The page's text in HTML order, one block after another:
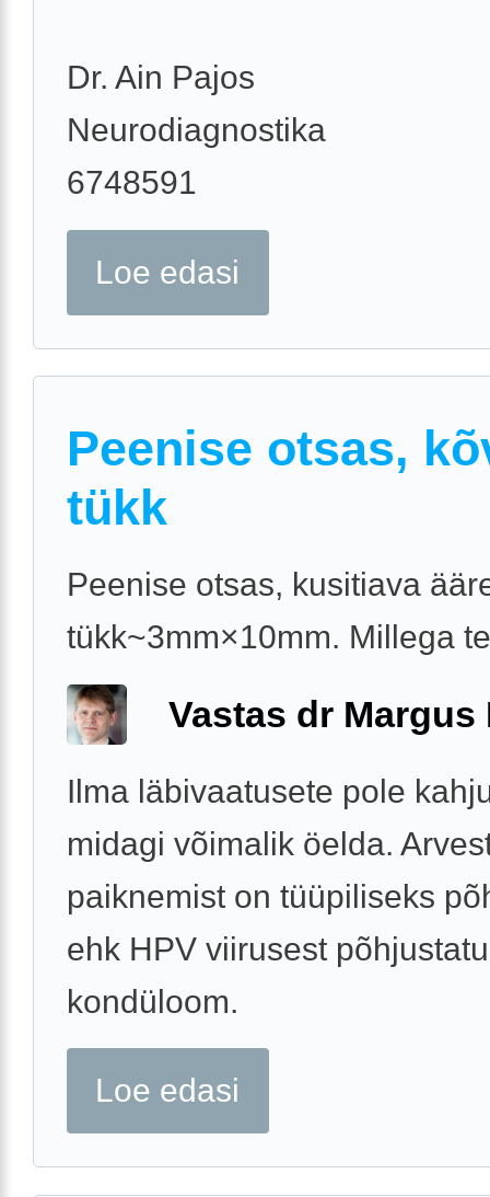
Dr. Ain Pajos
Neurodiagnostika
6748591
Loe edasi
Peenise otsas,
tükk
Peenise otsas, kusitiava
tükk~3mm×10mm. Millega
Vastas dr Margus
Ilma läbivaatusete pole
midagi võimalik öelda.
paiknemist on tüüpiliseks
ehk HPV viirusest
kondüloom.
Loe edasi